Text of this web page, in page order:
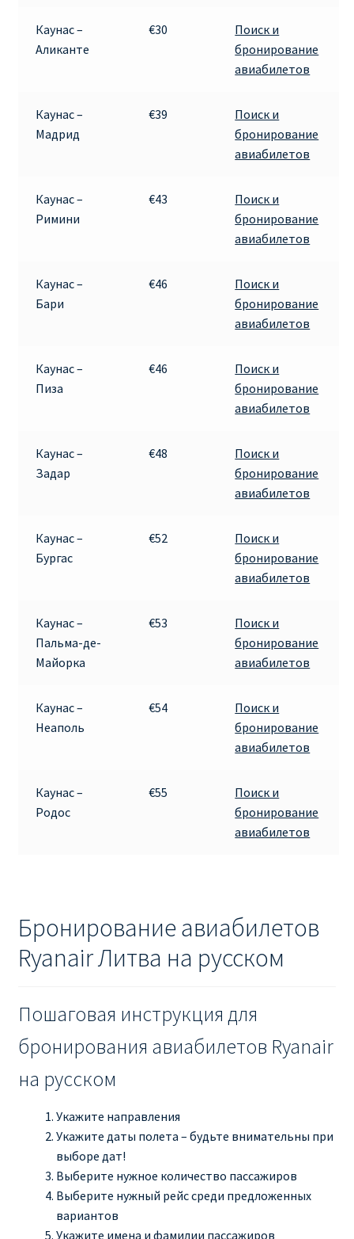
Каунас –
Аликанте
€30
Поиск и
бронирование
авиабилетов
Каунас –
Мадрид
€39
Поиск и
бронирование
авиабилетов
Каунас –
Римини
€43
Поиск и
бронирование
авиабилетов
Каунас –
Бари
€46
Поиск и
бронирование
авиабилетов
Каунас –
Пиза
€46
Поиск и
бронирование
авиабилетов
Каунас –
Задар
€48
Поиск и
бронирование
авиабилетов
Каунас –
Бургас
€52
Поиск и
бронирование
авиабилетов
Каунас –
Пальма-де-
Майорка
€53
Поиск и
бронирование
авиабилетов
Каунас –
Неаполь
€54
Поиск и
бронирование
авиабилетов
Каунас –
Родос
€55
Поиск и
бронирование
авиабилетов
Бронирование авиабилетов
Ryanair Литва на русском
Пошаговая инструкция для
бронирования авиабилетов Ryanair
на русском
Укажите направления
Укажите даты полета – будьте внимательны при
выборе дат!
Выберите нужное количество пассажиров
Выберите нужный рейс среди предложенных
вариантов
Укажите имена и фамилии пассажиров